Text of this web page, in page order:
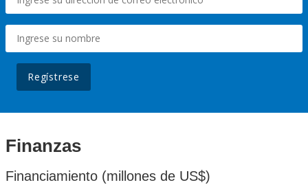
Regístrese
Finanzas
Financiamiento (millones de US$)